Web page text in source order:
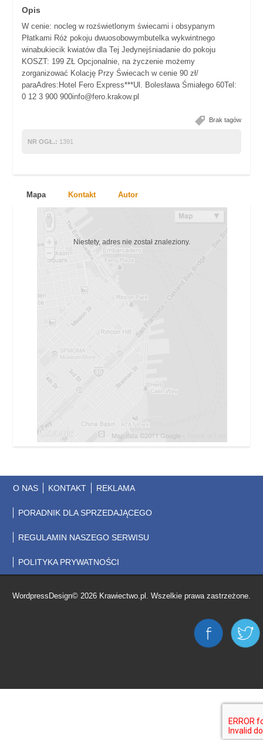
Opis
W cenie: nocleg w rozświetlonym świecami i obsypanym
Płatkami Róż pokoju dwuosobowymbutelka wykwintnego
winabukiecik kwiatów dla Tej Jedynejśniadanie do pokoju
KOSZT: 199 ZŁ Opcjonalnie, na życzenie możemy
zorganizować Kolację Przy Świecach w cenie 90 zł/
paraAdres:Hotel Fero Express***Ul. Bolesława Śmiałego 60Tel:
0 12 3 900 900info@fero.krakow.pl
Brak tagów
NR OGŁ.: 1391
Mapa Kontakt Autor
Niestety, adres nie został znaleziony.
O NAS KONTAKT REKLAMA
PORADNIK DLA SPRZEDAJĄCEGO
REGULAMIN NASZEGO SERWISU
POLITYKA PRYWATNOŚCI
WordpressDesign© 2026 Krawiectwo.pl. Wszelkie prawa zastrzeżone.